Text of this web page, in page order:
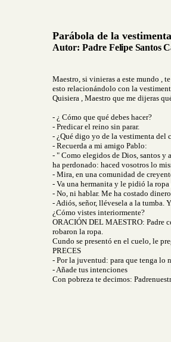
Parábola de la
Autor: Padre Felipe Santos
Maestro, si vinieras a este mundo ,
esto relacionándolo con la
Quisiera , Maestro que me dijeras
- ¿ Cómo que qué debes hacer?
- Predicar el reino sin parar.
- ¿Qué digo yo de la vestimenta del
- Recuerda a mi amigo Pablo:
- " Como elegidos de Dios, santos y
ha perdonado: haced vosotros lo
- Mira, en una comunidad de
- Va una hermanita y le pidió la ropa
- No, ni hablar. Me ha costado
- Adiós, señor, llévesela a la tumba.
¿Cómo vistes interiormente?
ORACIÓN DEL MAESTRO: Padre
robaron la ropa.
Cundo se presentó en el cuelo, le
PRECES
- Por la juventud: para que tenga lo
- Añade tus intenciones
Con pobreza te decimos: